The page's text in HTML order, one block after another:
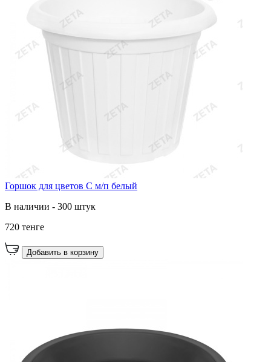
Горшок для цветов С м/п белый
В наличии - 300 штук
720 тенге
Добавить в корзину